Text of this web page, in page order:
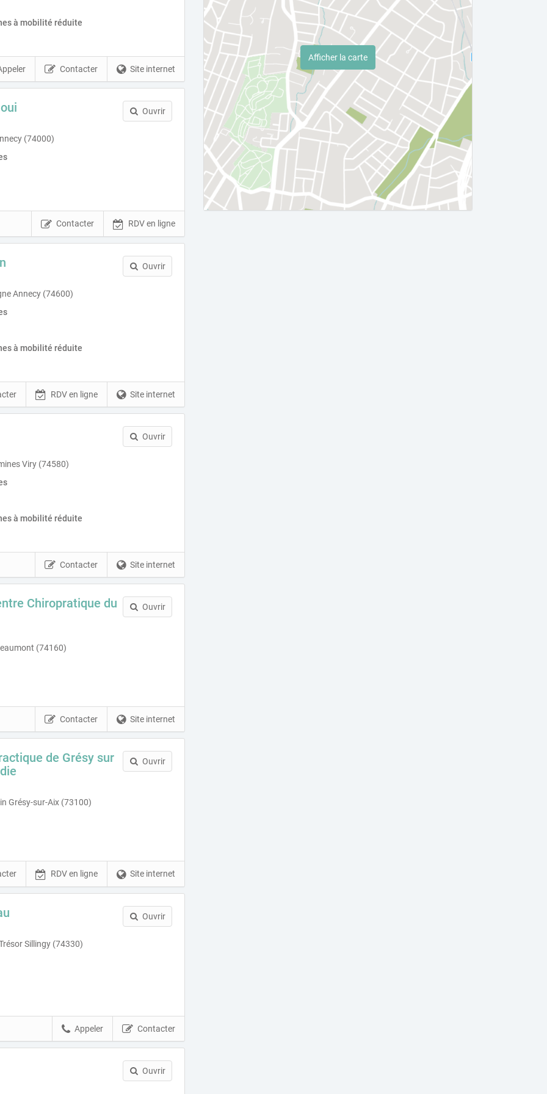
à mobilité réduite
Site internet
Contacter
(74000)
Ouvrir
RDV en ligne
Contacter
Annecy (74600)
à mobilité réduite
Ouvrir
Site internet
RDV en ligne
Viry (74580)
à mobilité réduite
Ouvrir
Site internet
Contacter
Chiropratique du
(74160)
Ouvrir
Site internet
Contacter
de Grésy sur
Grésy-sur-Aix (73100)
Ouvrir
Site internet
RDV en ligne
Sillingy (74330)
Ouvrir
Contacter
Appeler
Ouvrir
Afficher la carte